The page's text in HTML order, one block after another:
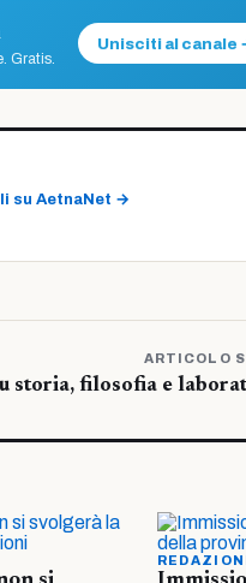
Gratis.
Unisciti al canale
su AetnaNet →
ARTICOLO
storia, filosofia e